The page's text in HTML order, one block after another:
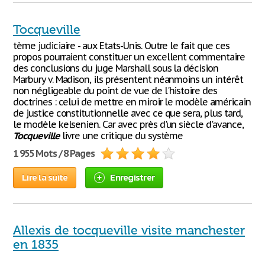
Tocqueville
tème judiciaire - aux Etats-Unis. Outre le fait que ces
propos pourraient constituer un excellent commentaire
des conclusions du juge Marshall sous la décision
Marbury v. Madison, ils présentent néanmoins un intérêt
non négligeable du point de vue de l'histoire des
doctrines : celui de mettre en miroir le modèle américain
de justice constitutionnelle avec ce que sera, plus tard,
le modèle kelsenien. Car avec près d'un siècle d'avance,
Tocquevillelivre une critique du système
1 955 Mots / 8 Pages
Lire la suite Enregistrer
Allexis de tocqueville visite manchester
en 1835